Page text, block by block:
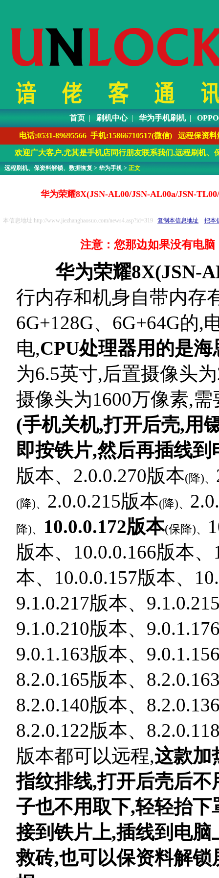
首页| 刷机中心| 华为手机刷机|
电话:0531-89695566 手机:15866710517(微信) 远程保资
欢迎广大客户,尤其是手机店同行朋友联系我们,远程刷机
远程刷机、保资料解锁、数据恢复 > 华为手机> 正文
华为荣耀8X(JSN-AL00/JSN-AL00a/JSN-
本信息地址:http://www.jiezhanghaosuo.com/news4.asp?id=319 复制本信息地址 把本
注意：您那边如果没有电
华为荣耀8X(JSN-
行内存和机身自带内存
6G+128G、6G+64G的,
电,CPU处理器用的是
为6.5英寸,后置摄像头
摄像头为1600万像素,
(手机关机,打开后壳,用
即按铁片,然后再插线到
版本、2.0.0.270版本(降)、
(降)、 2.0.0.215版本(降)、
降)、 10.0.0.172版本(保降)、
版本、10.0.0.166版本
本、10.0.0.157版本、
9.1.0.217版本、
9.1.0.210版本、
9.0.1.163版本、
8.2.0.165版本、
8.2.0.140版本、
8.2.0.122版本、
版本都可以远程,这款加
指纹排线,打开后壳后
子也不用取下,轻轻抬
接到铁片上,插线到电
救砖,也可以保资料解